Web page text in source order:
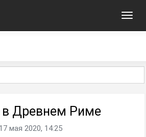
в Древнем Риме
17 мая 2020, 14:25